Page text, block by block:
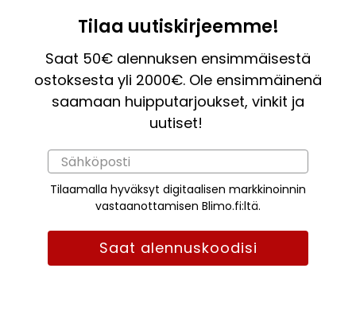
Tilaa uutiskirjeemme!
Saat 50€ alennuksen ensimmäisestä
ostoksesta yli 2000€. Ole ensimmäinenä
saamaan huipputarjoukset, vinkit ja
uutiset!
Tilaamalla hyväksyt digitaalisen markkinoinnin
vastaanottamisen Blimo.fi:ltä.
Saat alennuskoodisi